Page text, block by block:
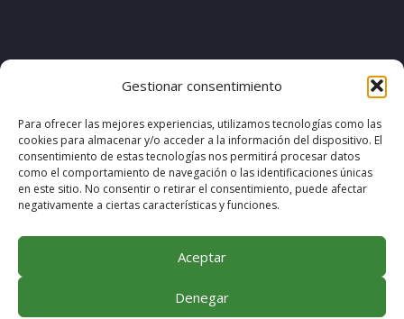
Gestionar consentimiento
Para ofrecer las mejores experiencias, utilizamos tecnologías como las
cookies para almacenar y/o acceder a la información del dispositivo. El
consentimiento de estas tecnologías nos permitirá procesar datos
como el comportamiento de navegación o las identificaciones únicas
en este sitio. No consentir o retirar el consentimiento, puede afectar
negativamente a ciertas características y funciones.
Aceptar
Denegar
© COPYRIGHT 2020. DISEÑO & DESARROLLO POR
MEGABIT COMUNICACIÓN